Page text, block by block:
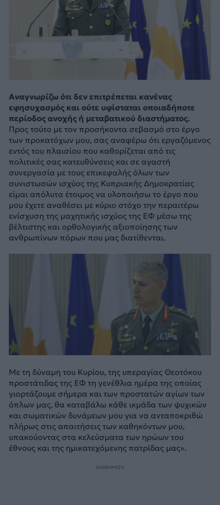
Αναγνωρίζω ότι δεν επιτρέπεται κανένας
εφησυχασμός και ούτε υφίσταται οποιαδήποτε
περίοδος ανοχής ή μεταβατικού διαστήματος.
Προς τούτο με τον προσήκοντα σεβασμό στο έργο
των προκατόχων μου, σας αναφέρω ότι εργαζόμενος
εντός του πλαισίου που καθορίζεται από τις
πολιτικές σας κατευθύνσεις και σε αγαστή
συνεργασία με τους επικεφαλής όλων των
συνιστωσών ισχύος της Κυπριακής Δημοκρατίας
είμαι απόλυτα έτοιμος να υλοποιήσω το έργο που
μου έχετε αναθέσει με κύριο στόχο την περαιτέρω
ενίσχυση της μαχητικής ισχύος της ΕΦ μέσω της
βέλτιστης και ορθολογικής αξιοποίησης των
ανθρωπίνων πόρων που μας διατίθενται.
Με τη δύναμη του Κυρίου, της υπεραγίας Θεοτόκου
προστάτιδας της ΕΦ τη γενέθλια ημέρα της οποίας
γιορτάζουμε σήμερα και των προστατών αγίων των
όπλων μας, θα καταβάλω κάθε ικμάδα των ψυχικών
και σωματικών δυνάμεων μου για να ανταποκριθώ
πλήρως στις απαιτήσεις των καθηκόντων μου,
υπακούοντας στα κελεύσματα των ηρώων του
έθνους και της ημικατεχόμενης πατρίδας μας».
ΔΙΑΦΗΜΙΣΗ